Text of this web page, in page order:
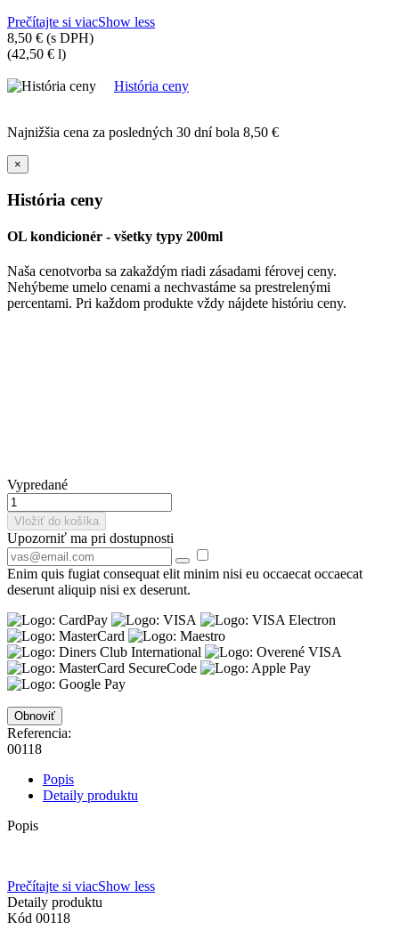
Prečítajte si viacShow less
8,50 € (s DPH)
(42,50 € l)
História ceny
Najnižšia cena za posledných 30 dní bola 8,50 €
×
História ceny
OL kondicionér - všetky typy 200ml
Naša cenotvorba sa zakaždým riadi zásadami férovej ceny.
Nehýbeme umelo cenami a nechvastáme sa prestrelenými
percentami. Pri každom produkte vždy nájdete históriu ceny.
Vypredané
Vložiť do košíka
Upozorniť ma pri dostupnosti
Enim quis fugiat consequat elit minim nisi eu occaecat occaecat
deserunt aliquip nisi ex deserunt.
Referencia:
00118
Popis
Detaily produktu
Popis
Prečítajte si viacShow less
Detaily produktu
Kód 00118